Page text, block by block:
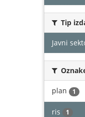
Tip
Javni
plan 1
ris 1